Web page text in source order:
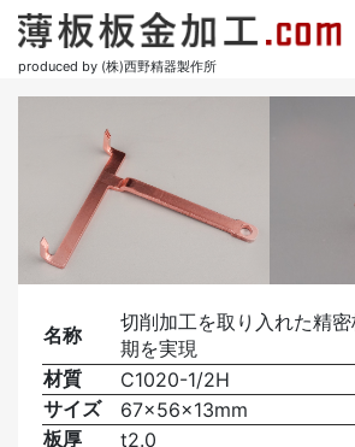
produced by (株)西野精器製作所
名称
切削加工を取り入れた精
期を実現
材質
C1020-1/2H
サイズ
67×56×13mm
板厚
t2.0